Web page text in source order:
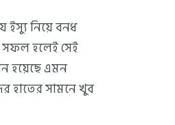
ইস্যু নিয়ে বনধ
সফল হলেই সেই
হয়েছে এমন
হাতের সামনে খুব